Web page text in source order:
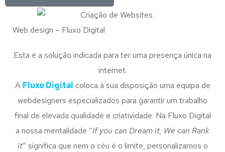
Web design – Fluxo Digital
Esta é a solução indicada para ter uma presença única na
internet.
A Fluxo Digital coloca à sua disposição uma equipa de
webdesigners especializados para garantir um trabalho
final de elevada qualidade e criatividade. Na Fluxo Digital
a nossa mentalidade “If you can Dream it, We can Rank
it” significa que nem o céu é o limite, personalizamos o